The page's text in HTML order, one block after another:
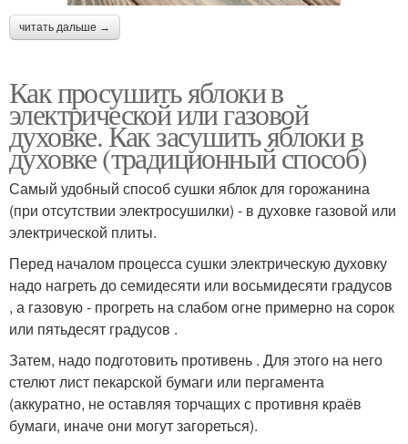
читать дальше →
Как просушить яблоки в
электрической или газовой
духовке. Как засушить яблоки в
духовке (традиционный способ)
Самый удобный способ сушки яблок для горожанина
(при отсутствии электросушилки) - в духовке газовой или
электрической плиты.
Перед началом процесса сушки электрическую духовку
надо нагреть до семидесяти или восьмидесяти градусов
, а газовую - прогреть на слабом огне примерно на сорок
или пятьдесят градусов .
Затем, надо подготовить противень . Для этого на него
стелют лист пекарской бумаги или пергамента
(аккуратно, не оставляя торчащих с противня краёв
бумаги, иначе они могут загореться).